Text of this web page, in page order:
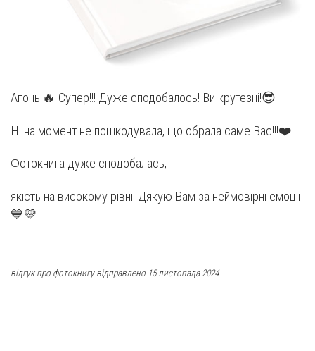
Агонь!🔥 Супер!!! Дуже сподобалось! Ви крутезні!😎
Ні на момент не пошкодувала, що обрала саме Вас!!!❤️
Фотокнига дуже сподобалась,
якість на високому рівні! Дякую Вам за неймовірні емоції
💙💛
відгук про фотокнигу відправлено 15 листопада 2024